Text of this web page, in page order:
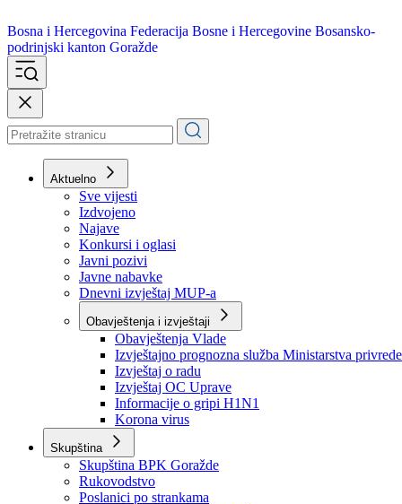
Bosna i Hercegovina
podrinjski kanton Goražde
Aktuelno
Sve vijesti
Izdvojeno
Najave
Konkursi i oglasi
Javni pozivi
Javne nabavke
Dnevni izvještaj MUP-a
Obavještenja i izvještaji
Obavještenja Vlade
Izvještajno prognozna služba Ministarstva privrede
Izvještaj o radu
Izvještaj OC Uprave
Informacije o gripi H1N1
Korona virus
Skupština